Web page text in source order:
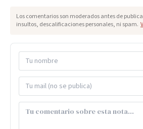
Los comentarios son moderados antes de
insultos, descalificaciones personales, ni spam.